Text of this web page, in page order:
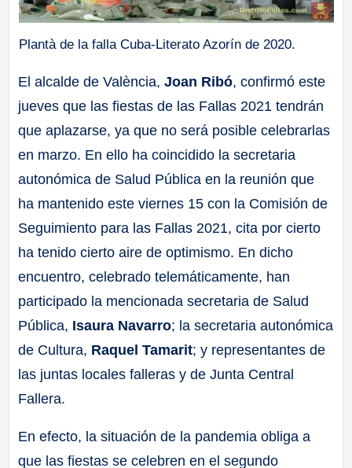
Plantà de la falla Cuba-Literato Azorín de 2020.
El alcalde de València,Joan Ribó, confirmó este
jueves que las fiestas de las Fallas 2021 tendrán
que aplazarse, ya que no será posible celebrarlas
en marzo. En ello ha coincidido la secretaria
autonómica de Salud Pública en la reunión que
ha mantenido este viernes 15 con la Comisión de
Seguimiento para las Fallas 2021, cita por cierto
ha tenido cierto aire de optimismo. En dicho
encuentro, celebrado telemáticamente, han
participado la mencionada secretaria de Salud
Pública, Isaura Navarro; la secretaria autonómica
de Cultura, Raquel Tamarit; y representantes de
las juntas locales falleras y de Junta Central
Fallera.
En efecto, la situación de la pandemia obliga a
que las fiestas se celebren en el segundo